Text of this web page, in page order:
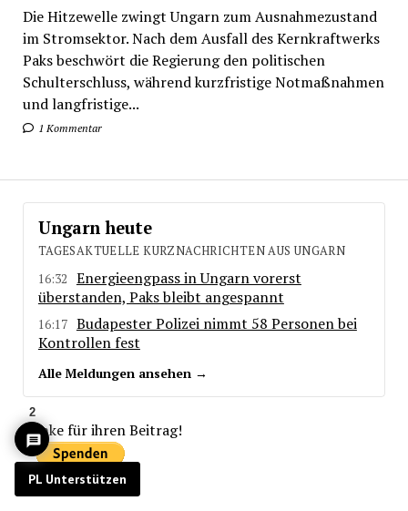
Die Hitzewelle zwingt Ungarn zum Ausnahmezustand
im Stromsektor. Nach dem Ausfall des Kernkraftwerks
Paks beschwört die Regierung den politischen
Schulterschluss, während kurzfristige Notmaßnahmen
und langfristige...
1 Kommentar
Ungarn heute
TAGESAKTUELLE KURZNACHRICHTEN AUS UNGARN
16:32
Energieengpass in Ungarn vorerst
überstanden, Paks bleibt angespannt
16:17 Budapester Polizei nimmt 58 Personen bei
Kontrollen fest
Alle Meldungen ansehen →
Danke für ihren Beitrag!
2
PL Unterstützen